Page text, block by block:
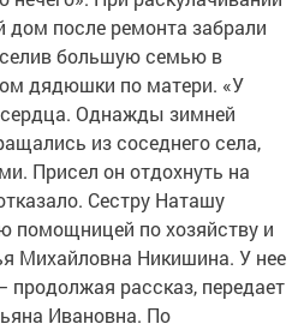
дом после ремонта забрали
большую семью в
дядюшки по матери. «У
Однажды зимней
из соседнего села,
Присел он отдохнуть на
Сестру Наташу
помощницей по хозяйству и
Михайловна Никишина. У нее
продолжая рассказ, передает
Ивановна. По